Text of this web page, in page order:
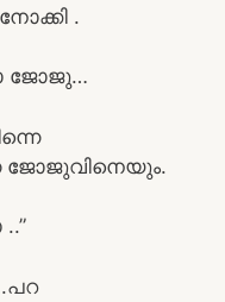
.
ജോജു…
ജോജുവിനെയും.